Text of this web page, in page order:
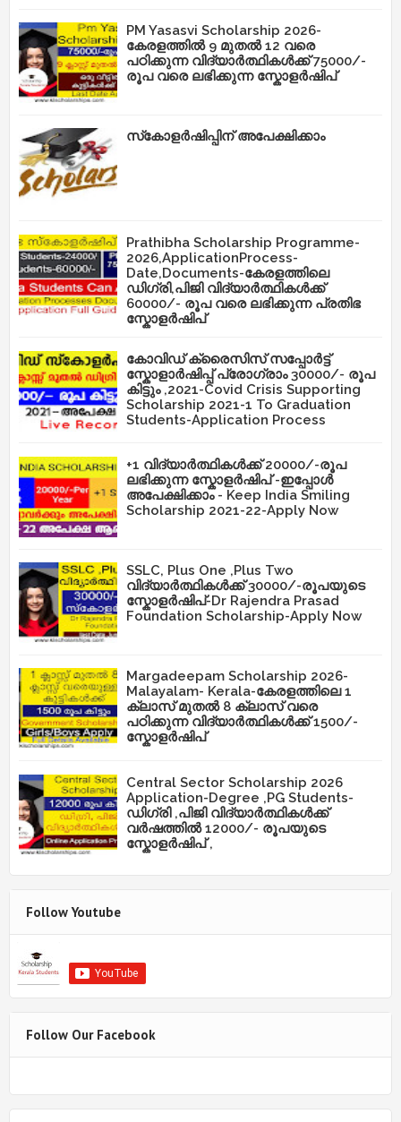
PM Yasasvi Scholarship 2026-
കേരളത്തിൽ 9 മുതൽ 12 വരെ
പഠിക്കുന്ന വിദ്യാർത്ഥികൾക്ക് 75000/-
രൂപ വരെ ലഭിക്കുന്ന സ്കോളർഷിപ്
സ്‌കോളർഷിപ്പിന് അപേക്ഷിക്കാം
Prathibha Scholarship Programme-
2026,ApplicationProcess-
Date,Documents-കേരളത്തിലെ
ഡിഗ്രി,പിജി വിദ്യാർത്ഥികൾക്ക്
60000/- രൂപ വരെ ലഭിക്കുന്ന പ്രതിഭ
സ്കോളർഷിപ്
കോവിഡ് ക്രൈസിസ് സപ്പോർട്ട്
സ്കോളാർഷിപ്പ് പ്രോഗ്രാം 30000/- രൂപ
കിട്ടും ,2021-Covid Crisis Supporting
Scholarship 2021-1 To Graduation
Students-Application Process
+1 വിദ്യാർത്ഥികൾക്ക് 20000/-രൂപ
ലഭിക്കുന്ന സ്കോളർഷിപ് -ഇപ്പോൾ
അപേക്ഷിക്കാം - Keep India Smiling
Scholarship 2021-22-Apply Now
SSLC, Plus One ,Plus Two
വിദ്യാർത്ഥികൾക്ക് 30000/-രൂപയുടെ
സ്കോളർഷിപ്-Dr Rajendra Prasad
Foundation Scholarship-Apply Now
Margadeepam Scholarship 2026-
Malayalam- Kerala-കേരളത്തിലെ 1
ക്ലാസ് മുതൽ 8 ക്ലാസ് വരെ
പഠിക്കുന്ന വിദ്യാർത്ഥികൾക്ക് 1500/-
സ്കോളർഷിപ്
Central Sector Scholarship 2026
Application-Degree ,PG Students-
ഡിഗ്രി ,പിജി വിദ്യാർത്ഥികൾക്ക്
വർഷത്തിൽ 12000/- രൂപയുടെ
സ്കോളർഷിപ് ,
Follow Youtube
Follow Our Facebook